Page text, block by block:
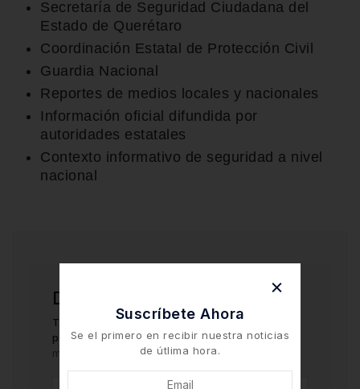
Secretaría de Seguridad Ciudadana del
Estado de Querétaro
Coordinación Estatal de Protección Civil
Guardia Nacional
Reportes de medios locales y nacionales
Información oficial difundida por
autoridades estatales
Contexto informativo de seguridad a nivel
nacional
Deja una respuesta
Tu dirección de correo electrónico no será
publicada. Los campos obligatorios están
marcados con
Suscríbete Ahora
Se el primero en recibir nuestra noticias
de útlima hora.